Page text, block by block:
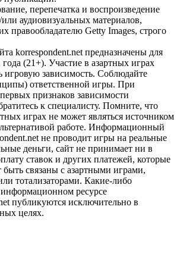
перепечатка и воспроизведение
аудиовизуальных материалов,
правообладателю Getty Images, строго
korrespondent.net предназначены для
(21+). Участие в азартных играх
игровую зависимость. Соблюдайте
ответственной игры. При
признаков зависимости
к специалисту. Помните, что
играх не может являться источником
работе. Информационный
не проводит игры на реальные
деньги, сайт не принимает ни в
ставок и других платежей, которые
быть связаны с азартными играми,
тотализаторами. Какие-либо
ресурсе
публикуются исключительно в
целях.